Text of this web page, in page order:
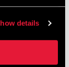
details